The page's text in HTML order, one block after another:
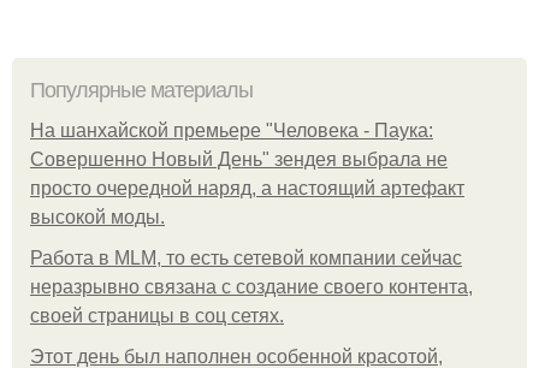
Популярные материалы
На шанхайской премьере "Человека - Паука:
Совершенно Новый День" зендея выбрала не
просто очередной наряд, а настоящий артефакт
высокой моды.
Работа в MLM, то есть сетевой компании сейчас
неразрывно связана с создание своего контента,
своей страницы в соц сетях.
Этот день был наполнен особенной красотой,